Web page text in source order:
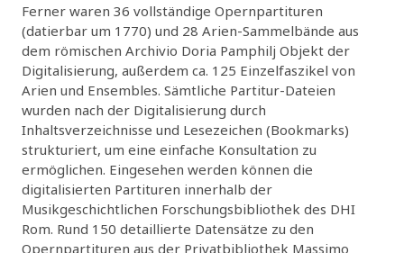
Ferner waren 36 vollständige Opernpartituren
(datierbar um 1770) und 28 Arien-Sammelbände aus
dem römischen Archivio Doria Pamphilj Objekt der
Digitalisierung, außerdem ca. 125 Einzelfaszikel von
Arien und Ensembles. Sämtliche Partitur-Dateien
wurden nach der Digitalisierung durch
Inhaltsverzeichnisse und Lesezeichen (Bookmarks)
strukturiert, um eine einfache Konsultation zu
ermöglichen. Eingesehen werden können die
digitalisierten Partituren innerhalb der
Musikgeschichtlichen Forschungsbibliothek des DHI
Rom. Rund 150 detaillierte Datensätze zu den
Opernpartituren aus der Privatbibliothek Massimo